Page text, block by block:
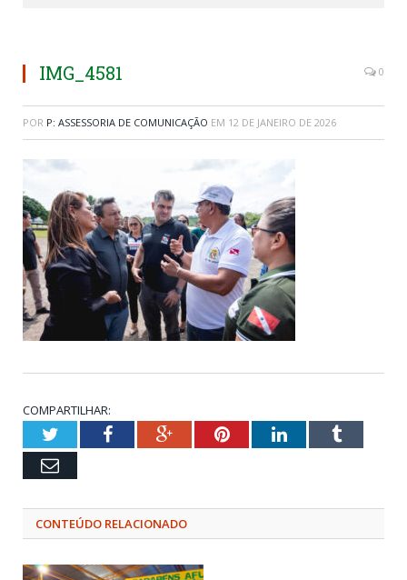
IMG_4581 0
POR P: ASSESSORIA DE COMUNICAÇÃO EM 12 DE JANEIRO DE 2026
COMPARTILHAR:
TwitterFacebookGoogle+PinterestLinkedInTumblr
Email
CONTEÚDO RELACIONADO